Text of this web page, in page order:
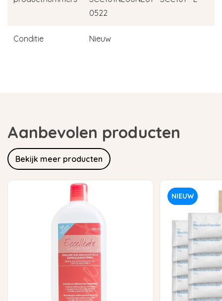
0522
Conditie Nieuw
Aanbevolen producten
Bekijk meer producten
NIEUW